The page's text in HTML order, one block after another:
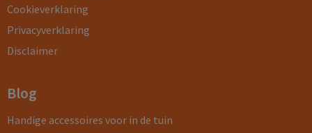
Cookieverklaring
Privacyverklaring
Disclaimer
Blog
Handige accessoires voor in de tuin